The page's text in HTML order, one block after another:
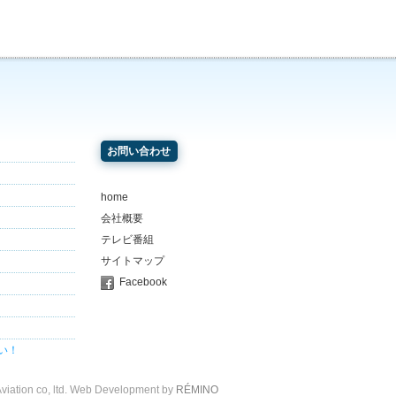
！
お問い合わせ
home
会社概要
テレビ番組
サイトマップ
Facebook
co, ltd. Web Development by RÉMINO